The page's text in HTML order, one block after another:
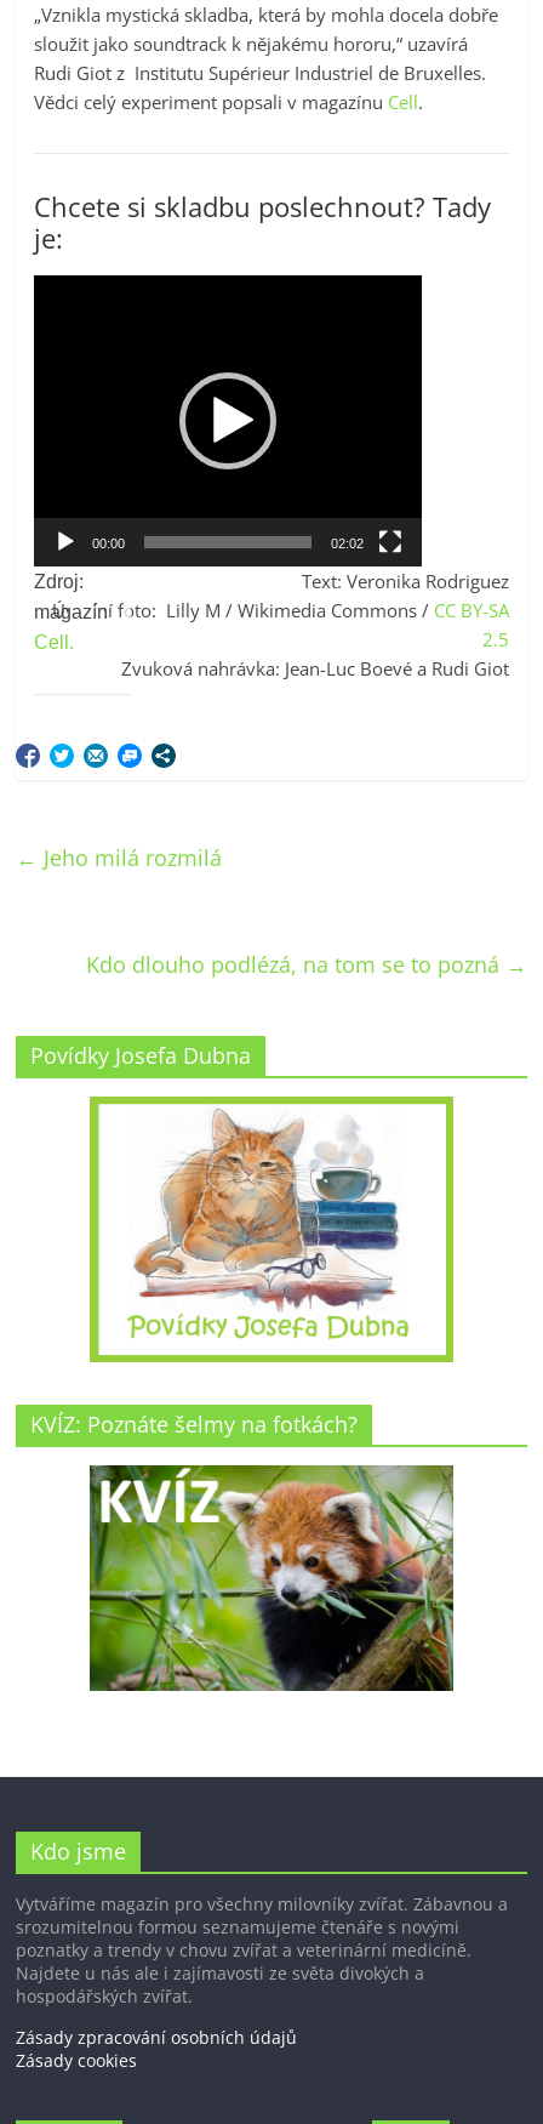
„Vznikla mystická skladba, která by mohla docela dobře
sloužit jako soundtrack k nějakému hororu,“ uzavírá
Rudi Giot z Institutu Supérieur Industriel de Bruxelles.
Vědci celý experiment popsali v magazínu Cell.
Chcete si skladbu poslechnout? Tady
je:
00:00 02:02
Zdroj:
magazín
Cell.
Text: Veronika Rodriguez
Úvodní foto: Lilly M / Wikimedia Commons / CC BY-SA
2.5
Zvuková nahrávka: Jean-Luc Boevé a Rudi Giot
← Jeho milá rozmilá
Kdo dlouho podlézá, na tom se to pozná →
Povídky Josefa Dubna
KVÍZ: Poznáte šelmy na fotkách?
Kdo jsme
Vytváříme magazín pro všechny milovníky zvířat. Zábavnou a
srozumitelnou formou seznamujeme čtenáře s novými
poznatky a trendy v chovu zvířat a veterinární medicíně.
Najdete u nás ale i zajímavosti ze světa divokých a
hospodářských zvířat.
Zásady zpracování osobních údajů
Zásady cookies